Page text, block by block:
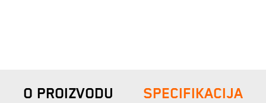
SPECIFIKACIJA
O PROIZVODU